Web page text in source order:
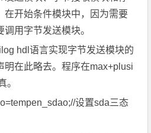
在开始条件模块中，因为需要
用字节发送模块。
hdl语言实现字节发送模块的
明在此略去。程序在max+plusi
。
设置sda三态